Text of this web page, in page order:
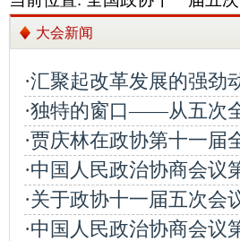
大会新闻
·汇聚起改革发展的强
·独特的窗口——从五次
·贾庆林在政协第十一
·中国人民政治协商会
·关于政协十一届五次会
·中国人民政治协商会